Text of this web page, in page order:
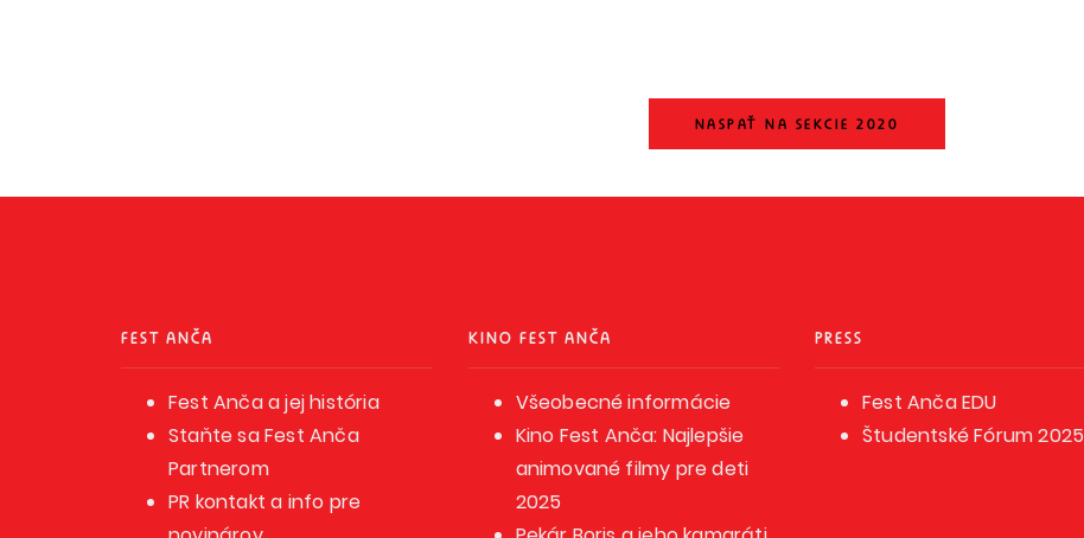
NASPAŤ NA SEKCIE 2020
FEST ANČA
Fest Anča a jej história
Staňte sa Fest Anča
Partnerom
PR kontakt a info pre
KINO FEST ANČA
Všeobecné informácie
Kino Fest Anča: Najlepšie
animované filmy pre deti
2025
PRESS
Fest Anča EDU
Študentské Fórum 2025